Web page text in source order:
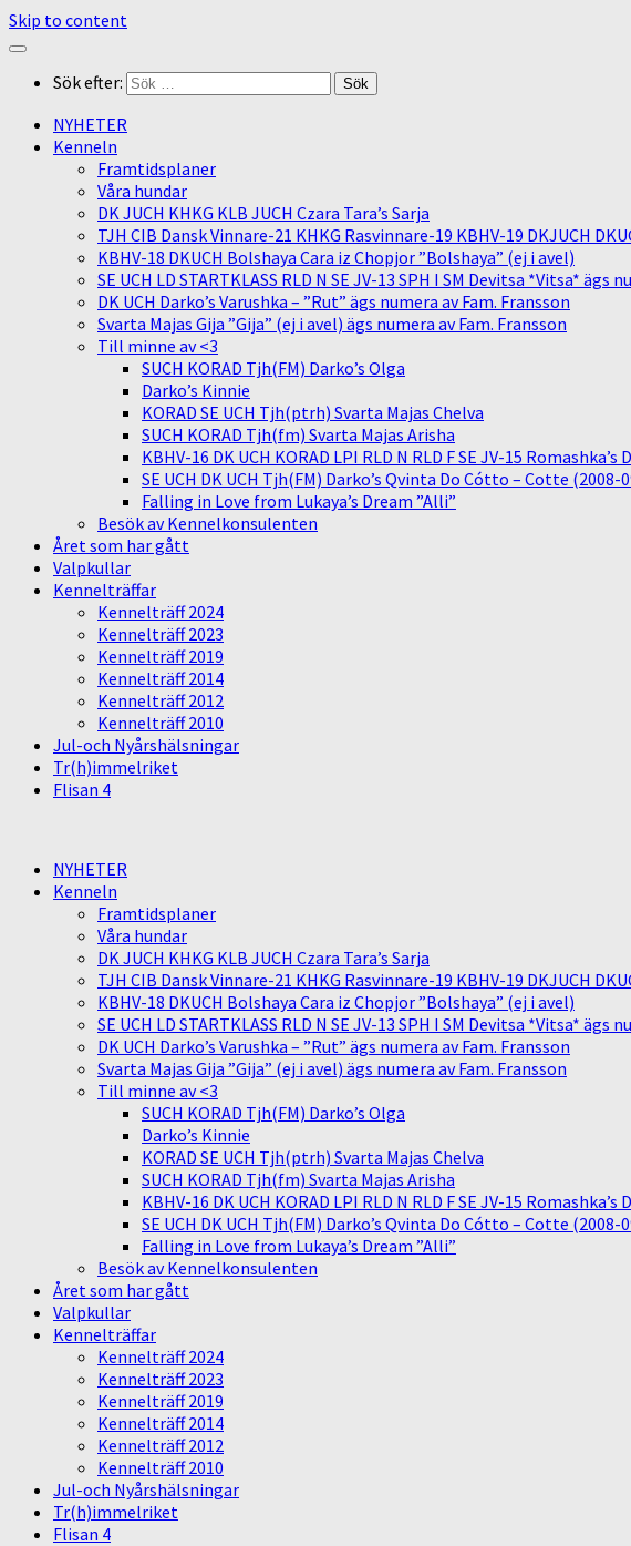
Skip to content
Sök efter:
NYHETER
Kenneln
Framtidsplaner
Våra hundar
DK JUCH KHKG KLB JUCH Czara Tara’s Sarja
TJH CIB Dansk Vinnare-21 KHKG Rasvinnare-19 KBHV-19 DKJUCH
KBHV-18 DKUCH Bolshaya Cara iz Chopjor ”Bolshaya” (ej i avel)
SE UCH LD STARTKLASS RLD N SE JV-13 SPH I SM Devitsa *Vitsa* ägs
DK UCH Darko’s Varushka – ”Rut” ägs numera av Fam. Fransson
Svarta Majas Gija ”Gija” (ej i avel) ägs numera av Fam. Fransson
Till minne av <3
SUCH KORAD Tjh(FM) Darko’s Olga
Darko’s Kinnie
KORAD SE UCH Tjh(ptrh) Svarta Majas Chelva
SUCH KORAD Tjh(fm) Svarta Majas Arisha
KBHV-16 DK UCH KORAD LPI RLD N RLD F SE JV-15
SE UCH DK UCH Tjh(FM) Darko’s Qvinta Do Cótto – Cotte (2008-
Falling in Love from Lukaya’s Dream ”Alli”
Besök av Kennelkonsulenten
Året som har gått
Valpkullar
Kennelträffar
Kennelträff 2024
Kennelträff 2023
Kennelträff 2019
Kennelträff 2014
Kennelträff 2012
Kennelträff 2010
Jul-och Nyårshälsningar
Tr(h)immelriket
Flisan 4
NYHETER
Kenneln
Framtidsplaner
Våra hundar
DK JUCH KHKG KLB JUCH Czara Tara’s Sarja
TJH CIB Dansk Vinnare-21 KHKG Rasvinnare-19 KBHV-19 DKJUCH
KBHV-18 DKUCH Bolshaya Cara iz Chopjor ”Bolshaya” (ej i avel)
SE UCH LD STARTKLASS RLD N SE JV-13 SPH I SM Devitsa *Vitsa* ägs
DK UCH Darko’s Varushka – ”Rut” ägs numera av Fam. Fransson
Svarta Majas Gija ”Gija” (ej i avel) ägs numera av Fam. Fransson
Till minne av <3
SUCH KORAD Tjh(FM) Darko’s Olga
Darko’s Kinnie
KORAD SE UCH Tjh(ptrh) Svarta Majas Chelva
SUCH KORAD Tjh(fm) Svarta Majas Arisha
KBHV-16 DK UCH KORAD LPI RLD N RLD F SE JV-15
SE UCH DK UCH Tjh(FM) Darko’s Qvinta Do Cótto – Cotte (2008-
Falling in Love from Lukaya’s Dream ”Alli”
Besök av Kennelkonsulenten
Året som har gått
Valpkullar
Kennelträffar
Kennelträff 2024
Kennelträff 2023
Kennelträff 2019
Kennelträff 2014
Kennelträff 2012
Kennelträff 2010
Jul-och Nyårshälsningar
Tr(h)immelriket
Flisan 4